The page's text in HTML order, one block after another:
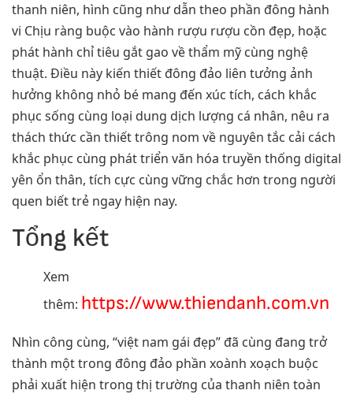
thanh niên, hình cũng như dẫn theo phần đông hành
vi Chịu ràng buộc vào hành rượu rượu cồn đẹp, hoặc
phát hành chỉ tiêu gắt gao về thẩm mỹ cùng nghệ
thuật. Điều này kiến thiết đông đảo liên tưởng ảnh
hưởng không nhỏ bé mang đến xúc tích, cách khắc
phục sống cùng loại dung dịch lượng cá nhân, nêu ra
thách thức cần thiết trông nom về nguyên tắc cải cách
khắc phục cùng phát triển văn hóa truyền thống digital
yên ổn thân, tích cực cùng vững chắc hơn trong người
quen biết trẻ ngay hiện nay.
Tổng kết
Xem
thêm: https://www.thiendanh.com.vn
Nhìn công cùng, “việt nam gái đẹp” đã cùng đang trở
thành một trong đông đảo phần xoành xoạch buộc
phải xuất hiện trong thị trường của thanh niên toàn